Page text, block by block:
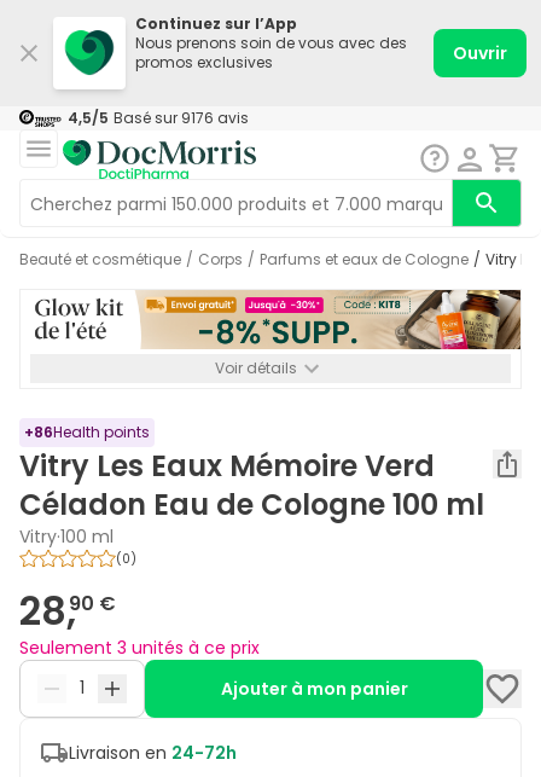
Continuez sur l’App
Nous prenons soin de vous avec des
promos exclusives
Ouvrir
4,5/5 Basé sur 9176 avis
Beauté et cosmétique / Corps / Parfums et eaux de Cologne / Vitry
Voir détails
+86Health points
Vitry Les Eaux Mémoire Verd
Céladon Eau de Cologne 100 ml
Vitry·100 ml
(0)
28,90 €
Seulement 3 unités à ce prix
Ajouter à mon panier
Livraison en 24-72h